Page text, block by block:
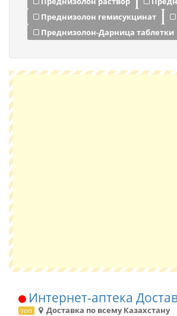
Преднизолон гемисукцинат
Преднизолон-Дарница таблетки
Интернет-аптека
топ
Доставка по всему Казахстану